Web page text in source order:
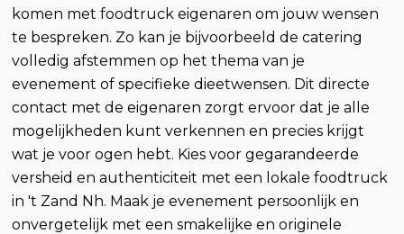
komen met foodtruck eigenaren om jouw wensen
te bespreken. Zo kan je bijvoorbeeld de catering
volledig afstemmen op het thema van je
evenement of specifieke dieetwensen. Dit directe
contact met de eigenaren zorgt ervoor dat je alle
mogelijkheden kunt verkennen en precies krijgt
wat je voor ogen hebt. Kies voor gegarandeerde
versheid en authenticiteit met een lokale foodtruck
in 't Zand Nh. Maak je evenement persoonlijk en
onvergetelijk met een smakelijke en originele